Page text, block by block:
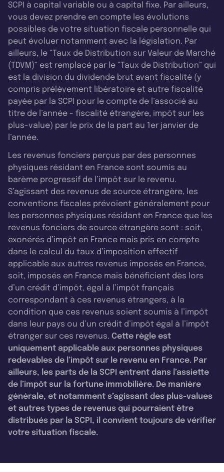
SCPI à capital variable ou à capital fixe. Par ailleurs,
vous devez prendre en compte les évolutions
possibles de votre situation fiscale personnelle qui
peut évoluer notamment avec la législation. Par
ailleurs, le “Taux de Distribution sur Valeur de Marché
(TDVM)” est remplacé par le “Taux de Distribution” qui
est la division du dividende brut avant fiscalité (y
compris prélèvement libératoire et autre fiscalité
payée par la SCPI pour le compte de l’associé au
titre de l’année - fiscalité étrangère, impôt sur les
plus-value) par le prix de la part au 1er janvier de
l’année.
Les revenus fonciers perçus par des personnes
physiques résidant en France sont soumis au
barème progressif de l’impôt sur le revenu.
S’agissant des revenus de source étrangère, les
conventions fiscales prévoient généralement pour
les personnes physiques résidant en France que les
revenus fonciers de source étrangère sont : soit,
exonérés d’impôt en France mais pris en compte
dans le calcul du taux d’imposition effectif
applicable aux autres revenus imposés en France,
soit, imposés en France mais bénéficient dès lors
d’un crédit d’impôt, égal à l’impôt français
correspondant à ces revenus étrangers, à la
condition que ces revenus soient soumis à l’impôt
dans leur pays ou d’un crédit d’impôt égal à l’impôt
étranger sur ces revenus. Cette règle est
uniquement applicable aux personnes physiques
redevables de l’impôt sur le revenu en France. Par
ailleurs, les parts de la SCPI entrent dans l’assiette
de l’impôt sur la fortune immobilière. De manière
générale, et notamment s’agissant des plus-values
et autres types de revenus qui pourraient être
distribués par la SCPI, il convient toujours de vérifier
votre situation fiscale.